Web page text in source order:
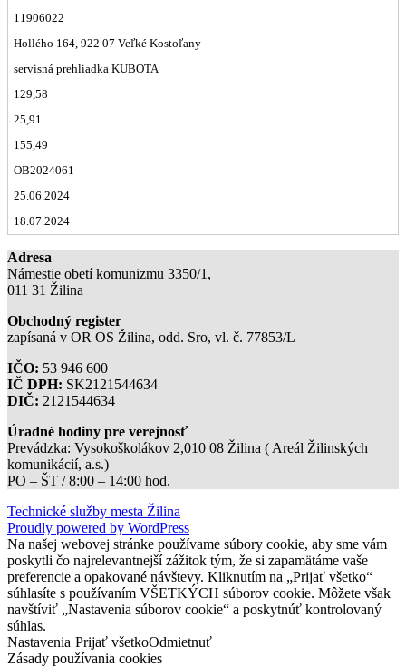
11906022
Hollého 164, 922 07 Veľké Kostoľany
servisná prehliadka KUBOTA
129,58
25,91
155,49
OB2024061
25.06.2024
18.07.2024
Adresa
Námestie obetí komunizmu 3350/1,
011 31 Žilina
Obchodný register
zapísaná v OR OS Žilina, odd. Sro, vl. č. 77853/L
IČO: 53 946 600
IČ DPH: SK2121544634
DIČ: 2121544634
Úradné hodiny pre verejnosť
Prevádzka: Vysokoškolákov 2,010 08 Žilina ( Areál Žilinských
komunikácií, a.s.)
PO – ŠT / 8:00 – 14:00 hod.
Technické služby mesta Žilina
Proudly powered by WordPress
Na našej webovej stránke používame súbory cookie, aby sme vám
poskytli čo najrelevantnejší zážitok tým, že si zapamätáme vaše
preferencie a opakované návštevy. Kliknutím na „Prijať všetko“
súhlasíte s používaním VŠETKÝCH súborov cookie. Môžete však
navštíviť „Nastavenia súborov cookie“ a poskytnúť kontrolovaný
súhlas.
Nastavenia Prijať všetkoOdmietnuť
Zásady používania cookies